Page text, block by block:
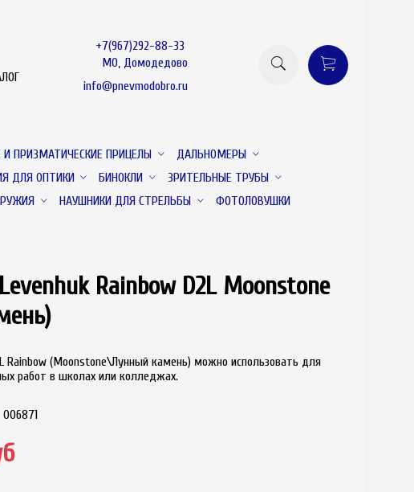
+7(967)292-88-33
МО, Домодедово
info@pnevmodobro.ru
ПРИЗМАТИЧЕСКИЕ ПРИЦЕЛЫ
ДАЛЬНОМЕРЫ
ДЛЯ ОПТИКИ БИНОКЛИ
ЗРИТЕЛЬНЫЕ ТРУБЫ
НАУШНИКИ ДЛЯ СТРЕЛЬБЫ ФОТОЛОВУШКИ
товар отсутствует
Rainbow D2L Moonstone
Rainbow (Moonstone\Лунный камень) можно использовать для
работ в школах или колледжах.
006871